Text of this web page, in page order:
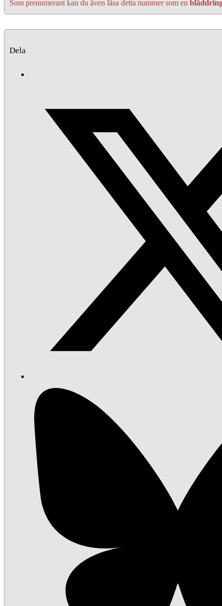
Som prenumerant kan du även läsa detta nummer som en
Dela